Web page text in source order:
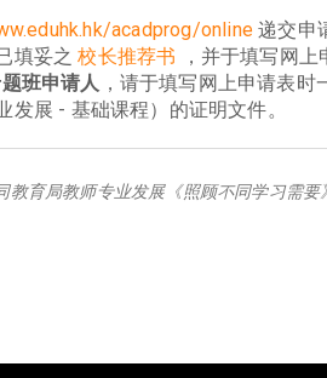
acadprog/online 递交申
填妥之校长推荐书 ，并于填写网上
班申请人 ，请于填写网上申请表
发展 - 基础课程）的证明文件。
育局教师专业发展《照顾不同学习需要